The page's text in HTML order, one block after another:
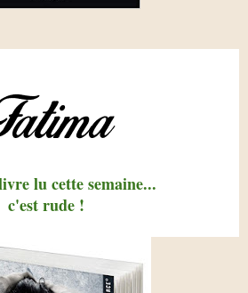
lu cette semaine...
c'est rude !